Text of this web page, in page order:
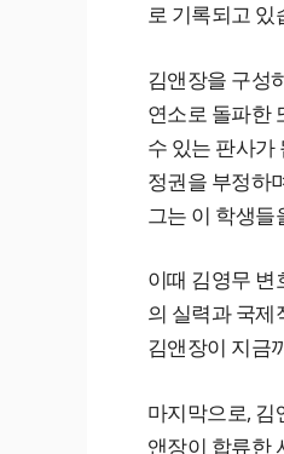
로 기록되고 있
김앤장을 구성
연소로 돌파한
수 있는 판사가
정권을 부정하
그는 이 학생
이때 김영무 변
의 실력과 국제
김앤장이 지금
마지막으로, 김
앤장이 합류한